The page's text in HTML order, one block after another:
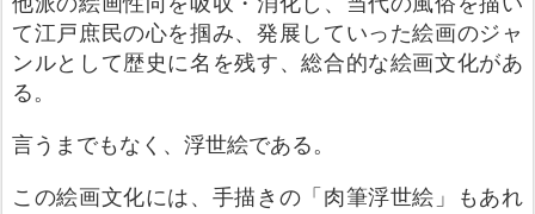
て江戸庶民の心を掴み、発展していった絵画のジャ
ンルとして歴史に名を残す、総合的な絵画文化があ
る。
言うまでもなく、浮世絵である。
この絵画文化には、手描きの「肉筆浮世絵」もあれ